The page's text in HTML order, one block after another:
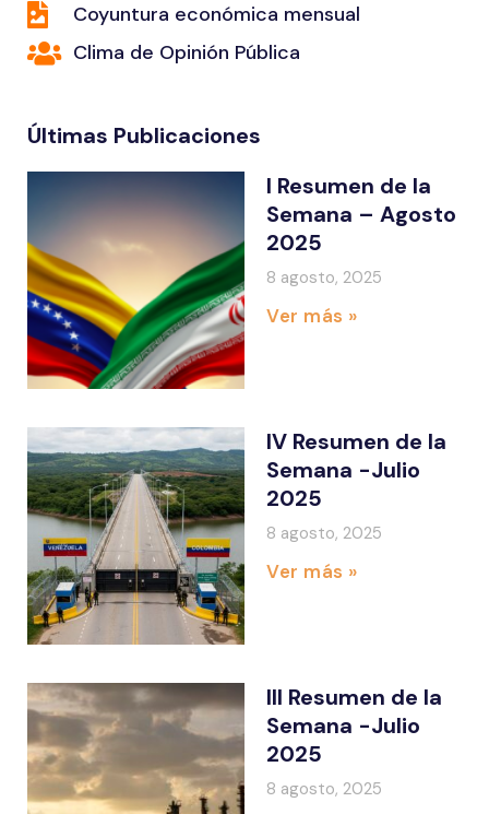
Coyuntura económica mensual
Clima de Opinión Pública
Últimas Publicaciones
I Resumen de la
Semana – Agosto
2025
8 agosto, 2025
Ver más »
IV Resumen de la
Semana -Julio
2025
8 agosto, 2025
Ver más »
III Resumen de la
Semana -Julio
2025
8 agosto, 2025